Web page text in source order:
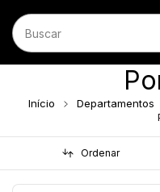
Início Departamentos
Ordenar